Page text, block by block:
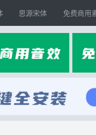
思源宋体 免费商用